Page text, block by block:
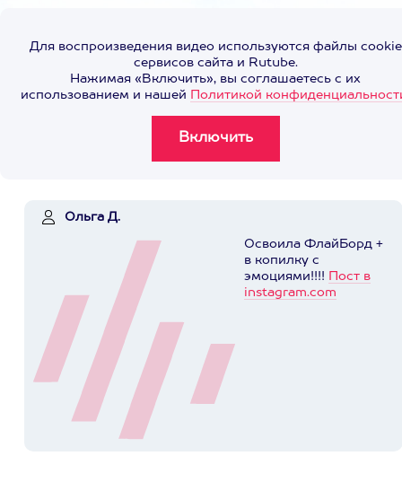
Для воспроизведения видео используются файлы cookie
сервисов сайта и Rutube.
Нажимая «Включить», вы соглашаетесь с их
использованием и нашей Политикой
Ольга Д.
Освоила ФлайБорд +
в копилку с
эмоциями!!!! Пост в
instagram.com